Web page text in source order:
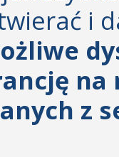
i
na
z